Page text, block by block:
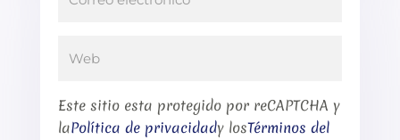
Este sitio esta protegido por reCAPTCHA y
laPolítica de privacidady losTérminos del